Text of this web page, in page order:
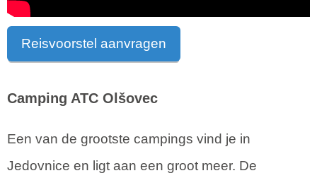
Reisvoorstel aanvragen
Camping ATC Olšovec
Een van de grootste campings vind je in
Jedovnice en ligt aan een groot meer. De